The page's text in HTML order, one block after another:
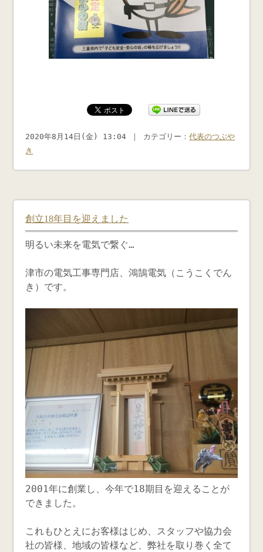
2020年8月14日(金) 13:04 ｜ カテゴリー：代表のつぶや
き
創立18年目を迎えました
明るい未来を電気で繋ぐ…
津市の電気工事専門店、鴻鵠電気（こうこくでん
き）です。
2001年に創業し、今年で18期目を迎えることが
できました。
これもひとえにお客様はじめ、スタッフや協力会
社の皆様、地域の皆様など、弊社を取り巻く全て